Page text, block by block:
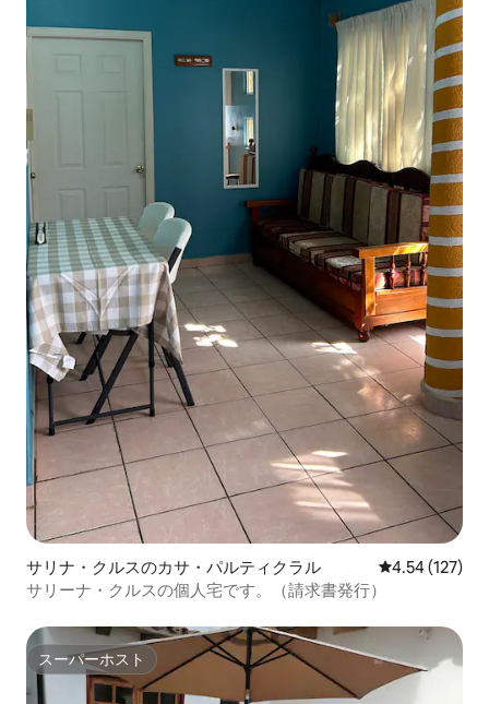
サリナ・クルスのカサ・パルティクラル レビュー127
4.54 (127)
サリーナ・クルスの個人宅です。（請求書発行）
スーパーホスト
スーパーホスト